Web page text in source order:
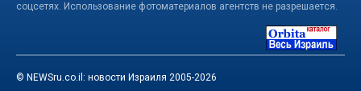
соцсетях. Использование фотоматериалов агентств не разрешается.
© NEWSru.co.il: новости Израиля 2005-2026